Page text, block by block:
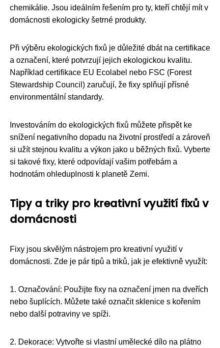
chemikálie. Jsou ideálním řešením pro ty, kteří chtějí mít v
domácnosti ekologicky šetrné produkty.
Při výběru ekologických fixů je důležité dbát na certifikace
a označení, které potvrzují jejich ekologickou kvalitu.
Například certifikace EU Ecolabel nebo FSC (Forest
Stewardship Council) zaručují, že fixy splňují přísné
environmentální standardy.
Investováním do ekologických fixů můžete přispět ke
snížení negativního dopadu na životní prostředí a zároveň
si užít stejnou kvalitu a výkon jako u běžných fixů. Vyberte
si takové fixy, které odpovídají vašim potřebám a
hodnotám ohleduplnosti k planetě Zemi.
Tipy a triky pro kreativní využití fixů v
domácnosti
Fixy jsou skvělým nástrojem pro kreativní využití v
domácnosti. Zde je pár tipů a triků, jak je efektivně využít:
1. Označování: Použijte fixy na označení jmen na dveřích
nebo šuplících. Můžete také označit sklenice s kořením
nebo další potraviny ve spíži.
2. Dekorace: Vytvořte si vlastní umělecké dílo na plátno